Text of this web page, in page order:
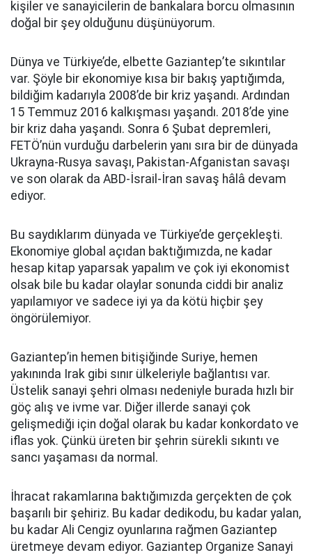
kişiler ve sanayicilerin de bankalara borcu olmasının
doğal bir şey olduğunu düşünüyorum.
Dünya ve Türkiye’de, elbette Gaziantep’te sıkıntılar
var. Şöyle bir ekonomiye kısa bir bakış yaptığımda,
bildiğim kadarıyla 2008’de bir kriz yaşandı. Ardından
15 Temmuz 2016 kalkışması yaşandı. 2018’de yine
bir kriz daha yaşandı. Sonra 6 Şubat depremleri,
FETÖ’nün vurduğu darbelerin yanı sıra bir de dünyada
Ukrayna-Rusya savaşı, Pakistan-Afganistan savaşı
ve son olarak da ABD-İsrail-İran savaş hâlâ devam
ediyor.
Bu saydıklarım dünyada ve Türkiye’de gerçekleşti.
Ekonomiye global açıdan baktığımızda, ne kadar
hesap kitap yaparsak yapalım ve çok iyi ekonomist
olsak bile bu kadar olaylar sonunda ciddi bir analiz
yapılamıyor ve sadece iyi ya da kötü hiçbir şey
öngörülemiyor.
Gaziantep’in hemen bitişiğinde Suriye, hemen
yakınında Irak gibi sınır ülkeleriyle bağlantısı var.
Üstelik sanayi şehri olması nedeniyle burada hızlı bir
göç alış ve ivme var. Diğer illerde sanayi çok
gelişmediği için doğal olarak bu kadar konkordato ve
iflas yok. Çünkü üreten bir şehrin sürekli sıkıntı ve
sancı yaşaması da normal.
İhracat rakamlarına baktığımızda gerçekten de çok
başarılı bir şehiriz. Bu kadar dedikodu, bu kadar yalan,
bu kadar Ali Cengiz oyunlarına rağmen Gaziantep
üretmeye devam ediyor. Gaziantep Organize Sanayi